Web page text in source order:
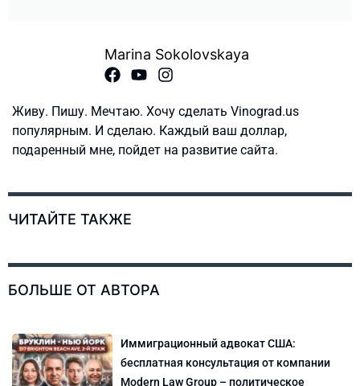
Marina Sokolovskaya
Живу. Пишу. Мечтаю. Хочу сделать Vinograd.us
популярным. И сделаю. Каждый ваш доллар,
подаренный мне, пойдет на развитие сайта.
ЧИТАЙТЕ ТАКЖЕ
БОЛЬШЕ ОТ АВТОРА
Иммиграционный адвокат США:
бесплатная консультация от компании
Modern Law Group – политическое